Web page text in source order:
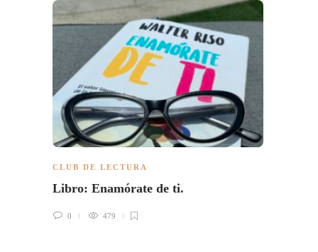
CLUB DE LECTURA
Libro: Enamórate de ti.
0 479